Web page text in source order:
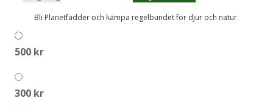
Bli Planetfadder och kämpa regelbundet för djur och natur.
500 kr
300 kr